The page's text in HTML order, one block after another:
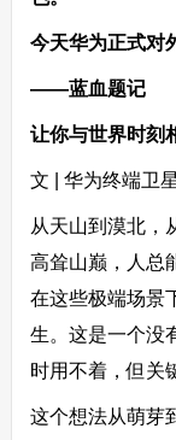
今天华为正式对
——蓝血题记
让你与世界时刻
文 | 华为终端卫
从天山到漠北，
高耸山巅，人总
在这些极端场景
生。这是一个没
时用不着，但关
这个想法从萌芽